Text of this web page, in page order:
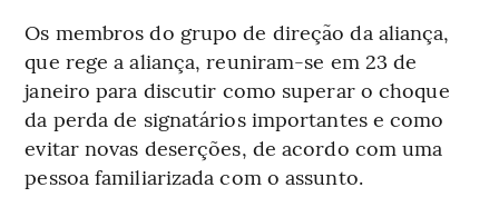
Os membros do grupo de direção da aliança,
que rege a aliança, reuniram-se em 23 de
janeiro para discutir como superar o choque
da perda de signatários importantes e como
evitar novas deserções, de acordo com uma
pessoa familiarizada com o assunto.